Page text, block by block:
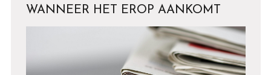
WANNEER HET EROP AANKOMT